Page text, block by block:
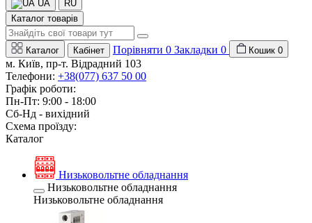
UA
RU
Каталог товарів
Каталог Кабінет Порівняти 0 Закладки 0 Кошик 0
м. Київ, пр-т. Відрадний 103
Телефони: +38(077) 637 50 00
Графік роботи:
Пн-Пт: 9:00 - 18:00
Сб-Нд - вихідний
Схема проїзду:
Каталог
Низьковольтне обладнання
Низьковольтне обладнання
Низьковольтне обладнання